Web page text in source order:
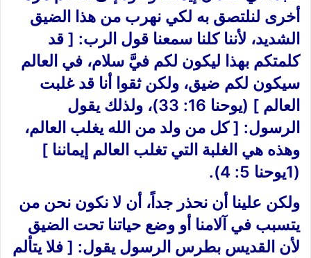
أخرى لنلتصق به لكي نهرب من هذا الضيق
الشديد، لأننا كلنا سمعنا قول الرب: [ قد
كلمتكم بهذا ليكون لكم فيَّ سلام، في العالم
سيكون لكم ضيق، ولكن ثقوا أنا قد غلبت
العالم ] (يوحنا 16: 33)، ولذلك يقول
الرسول: [ كل من ولد من الله يغلب العالم،
وهذه هي الغلبة التي تغلب العالم إيماننا ]
(1يوحنا 5: 4).
ولكن علينا أن نحذر جداً، أن لا نكون نحن من
يتسبب في آلامنا أو وضع حياتنا تحت الضيق
لأن القديس بطرس الرسول يقول: [ فلا يتألم